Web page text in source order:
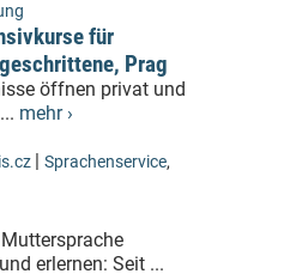
für
Prag
öffnen privat und
mehr ›
| Sprachenservice,
erlernen: Seit ...